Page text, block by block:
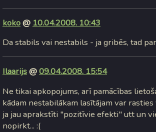
koko@ 10.04.2008. 10:43
Da stabils vai nestabils - ja gribēs, tad
Ilaarijs@09.04.2008. 15:54
Ne tikai apkopojums, arī pamācības
kādam nestabilākam lasītājam var
ja jau aprakstīti "pozitīvie efekti" utt un
nopirkt... :(